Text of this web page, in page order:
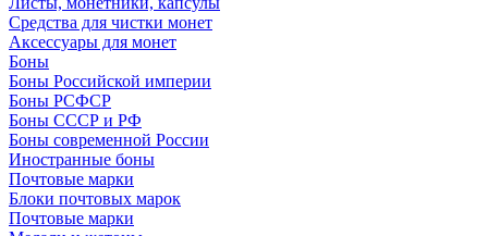
Средства для чистки монет
Аксессуары для монет
Боны
Боны Российской империи
Боны РСФСР
Боны СССР и РФ
Боны современной России
Иностранные боны
Почтовые марки
Блоки почтовых марок
Почтовые марки